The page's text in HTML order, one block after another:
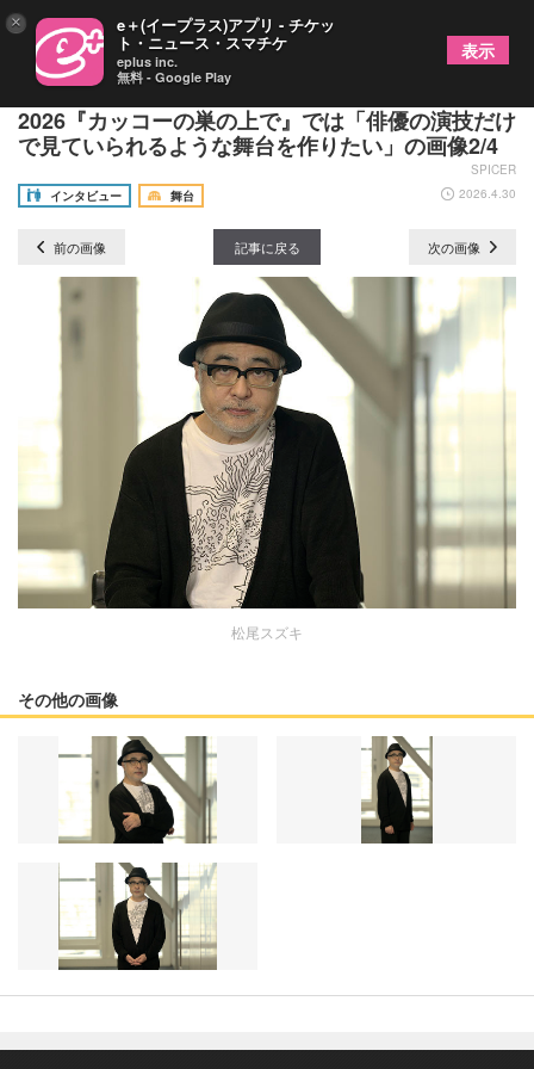
松尾スズキインタビュー PARCO PRODUCE
2026『カッコーの巣の上で』では「俳優の演技だけ
で見ていられるような舞台を作りたい」の画像2/4
SPICER
インタビュー
舞台 2026.4.30
前の画像 記事に戻る 次の画像
松尾スズキ
その他の画像
× e＋(イープラス)アプリ - チケッ
ト・ニュース・スマチケ
eplus inc.
無料 - Google Play
表示